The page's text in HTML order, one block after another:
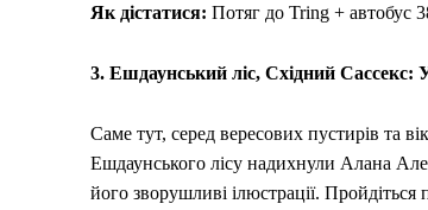
Як дістатися: Потяг до Tring + автобус
3. Ешдаунський ліс, Східний Сассекс:
Саме тут, серед вересових пустирів та
Ешдаунського лісу надихнули Алана
його зворушливі ілюстрації.